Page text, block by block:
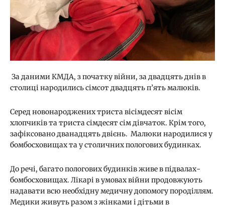
За даними КМДА, з початку війни, за двадцять днів в
столиці народились сімсот двадцять п’ять малюків.
Серед новонароджених триста вісімдесят вісім
хлопчиків та триста сімдесят сім дівчаток. Крім того,
зафіксовано дванадцять двієнь. Малюки народилися у
бомбосховищах та у столичних пологових будинках.
До речі, багато пологових будинків живе в підвалах-
бомбосховищах. Лікарі в умовах війни продовжують
надавати всю необхідну медичну допомогу породіллям.
Медики живуть разом з жінками і дітьми в